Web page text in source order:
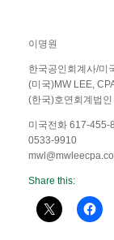
이명원
한국공인회계사/미
(미국)MW LEE,
(한국)호연회계법
미국전화 617-455-
0533-9910
Share this: